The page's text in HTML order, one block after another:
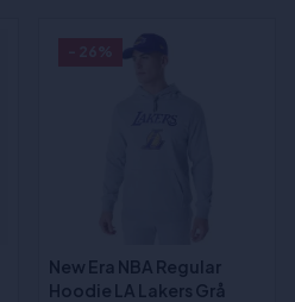
New Era NBA Regular
Hoodie LA Lakers Grå